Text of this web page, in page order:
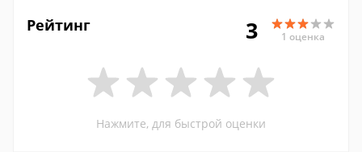
Рейтинг 3 1 оценка
Нажмите, для быстрой оценки